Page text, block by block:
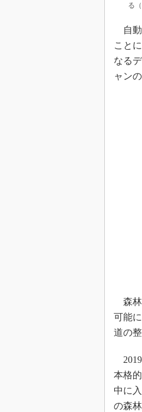
る
自動
こと
なる
ャン
森林
可能
道の
2019
本格
中に
の森